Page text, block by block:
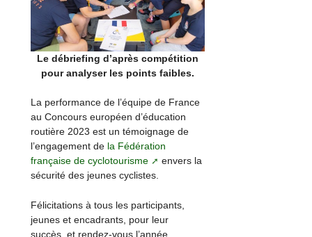
Le débriefing d’après compétition
pour analyser les points faibles.
La performance de l’équipe de France
au Concours européen d’éducation
routière 2023 est un témoignage de
l’engagement de la Fédération
française de cyclotourisme
envers la
sécurité des jeunes cyclistes.
Félicitations à tous les participants,
jeunes et encadrants, pour leur
succès, et rendez-vous l’année